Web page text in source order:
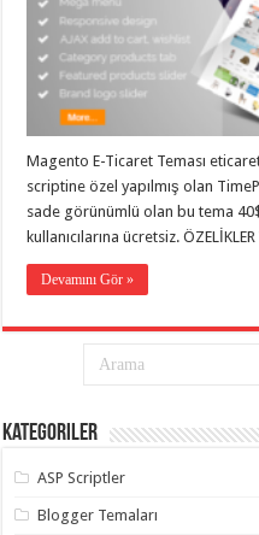
taşımacılık,
evden
taşımacılık,
gaziantep
gaziantep
evden
taşımacılık,
gaziantep
taşımacılık,
evden
taşımacılık,
gaziantep
taşıma,
evden
Magento E-Ticaret Teması
scriptine özel yapılmış olan
sade görünümlü olan bu tema
kullanıcılarına ücretsiz.
Devamını Gör »
Kategoriler
ASP Scriptler
Blogger Temaları